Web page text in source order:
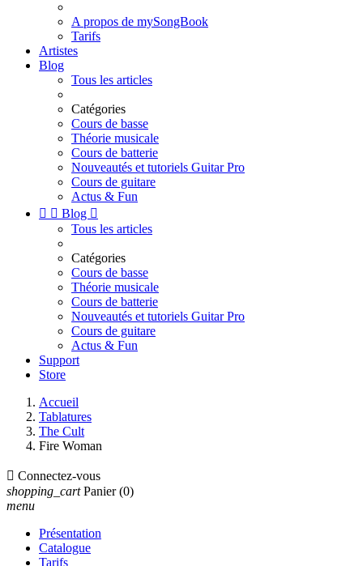
A propos de mySongBook
Tarifs
Artistes
Blog
Tous les articles
Catégories
Cours de basse
Théorie musicale
Cours de batterie
Nouveautés et tutoriels Guitar Pro
Cours de guitare
Actus & Fun
  Blog 
Tous les articles
Catégories
Cours de basse
Théorie musicale
Cours de batterie
Nouveautés et tutoriels Guitar Pro
Cours de guitare
Actus & Fun
Support
Store
Accueil
Tablatures
The Cult
Fire Woman
 Connectez-vous
shopping_cart Panier (0)
menu
Présentation
Catalogue
Tarifs